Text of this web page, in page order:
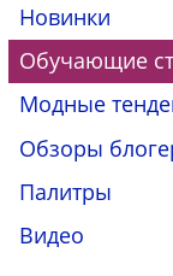
Новинки
Обучающие
Модные
Обзоры
Палитры
Видео